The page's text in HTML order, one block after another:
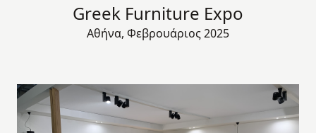
Greek Furniture Expo
Αθήνα, Φεβρουάριος 2025